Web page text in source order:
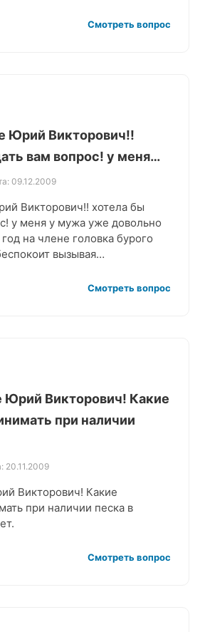
Смотреть вопрос
Юрий Викторович!!
вам вопрос! у меня…
09.12.2009
Викторович!! хотела бы
у меня у мужа уже довольно
на члене головка бурого
вызывая…
Смотреть вопрос
Юрий Викторович! Какие
при наличии
20.11.2009
Викторович! Какие
при наличии песка в
Смотреть вопрос